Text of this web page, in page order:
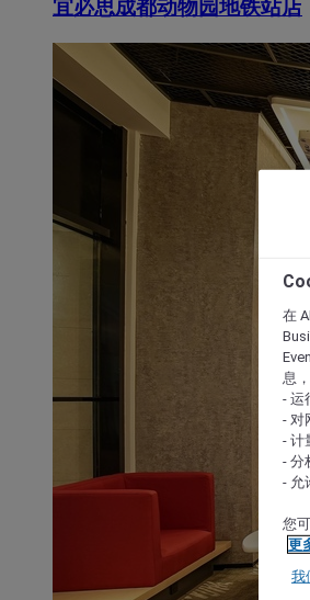
宜必思成都动物园地铁站店
在
息
- 运
- 对
- 计
- 分
- 允
您
更
我